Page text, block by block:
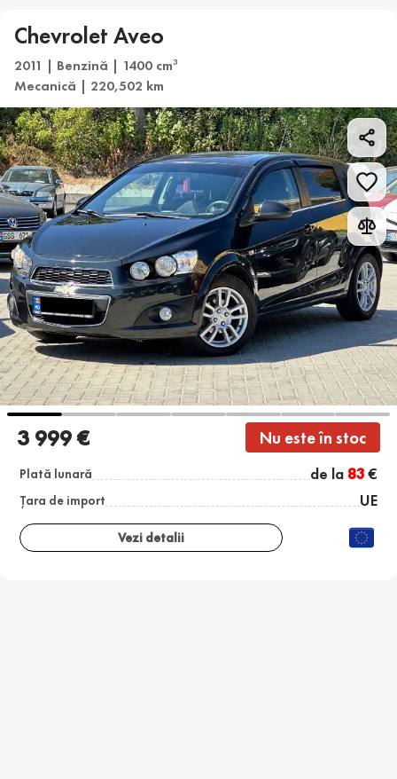
Chevrolet Aveo
2011 | Benzină | 1400 cm3
Mecanică | 220,502 km
3 999 € Nu este în stoc
Plată lunară de la 83€
Țara de import UE
Vezi detalii